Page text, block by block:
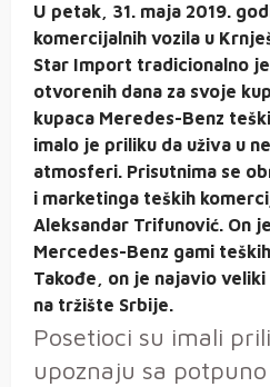
U petak, 31. maja 2019.
komercijalnih vozila u
Star Import tradicionalno
otvorenih dana za svoje
kupaca Meredes-Benz
imalo je priliku da uživa u
atmosferi. Prisutnima se
i marketinga teških
Aleksandar Trifunović. On
Mercedes-Benz gami
Takođe, on je najavio
na tržište Srbije.
Posetioci su imali
upoznaju sa